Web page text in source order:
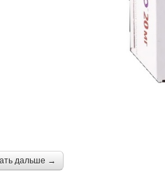
дальше →